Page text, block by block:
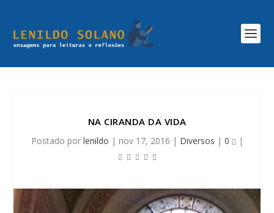
NA CIRANDA DA VIDA
Postado por lenildo | nov 17, 2016 | Diversos | 0 |